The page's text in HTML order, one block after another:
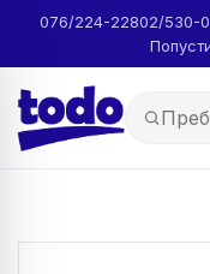
076/224-22802/530-